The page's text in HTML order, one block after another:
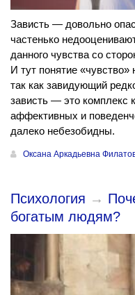
Зависть — довольно
частенько
данного чувства со
И тут понятие
так как завидующий
зависть — это комплекс
аффективных и
далеко небезобидны.
Оксана Аркадьевна
Психология →
богатым людям?